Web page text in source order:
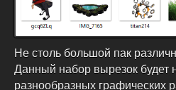
Не столь большой пак
Данный набор вырезок
разнообразных графических